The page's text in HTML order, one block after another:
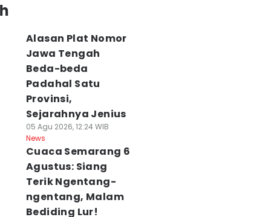
Alasan Plat Nomor
Jawa Tengah
Beda-beda
Padahal Satu
Provinsi,
Sejarahnya Jenius
05 Agu 2026, 12:24 WIB
News
Cuaca Semarang 6
Agustus: Siang
Terik Ngentang-
ngentang, Malam
Bediding Lur!